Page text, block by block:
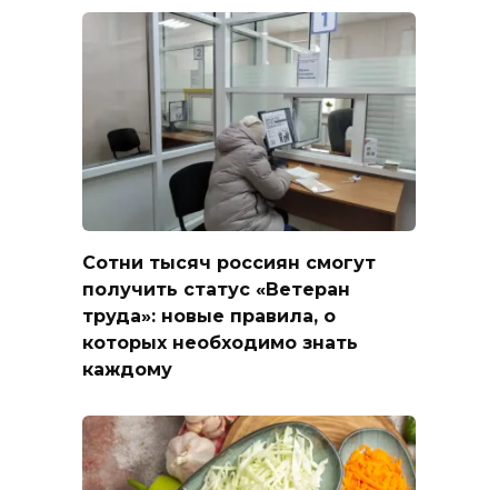
Сотни тысяч россиян смогут
получить статус «Ветеран
труда»: новые правила, о
которых необходимо знать
каждому